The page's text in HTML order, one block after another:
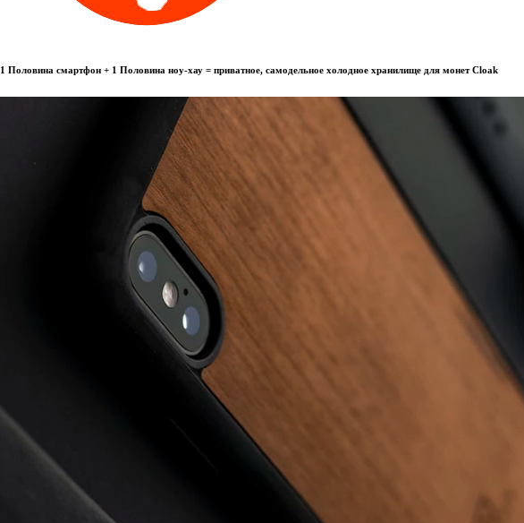
1 Половина смартфон + 1 Половина ноу-хау = приватное, самодельное холодное хранилище для монет Cloak